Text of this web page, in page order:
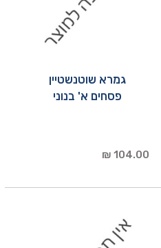
גמרא שוטנשטיין
פסחים א' בנוני
104.00 ₪